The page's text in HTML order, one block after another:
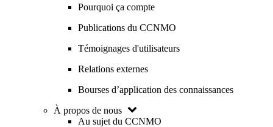
Pourquoi ça compte
Publications du CCNMO
Témoignages d'utilisateurs
Relations externes
Bourses d’application des connaissances
À propos de nous
Au sujet du CCNMO